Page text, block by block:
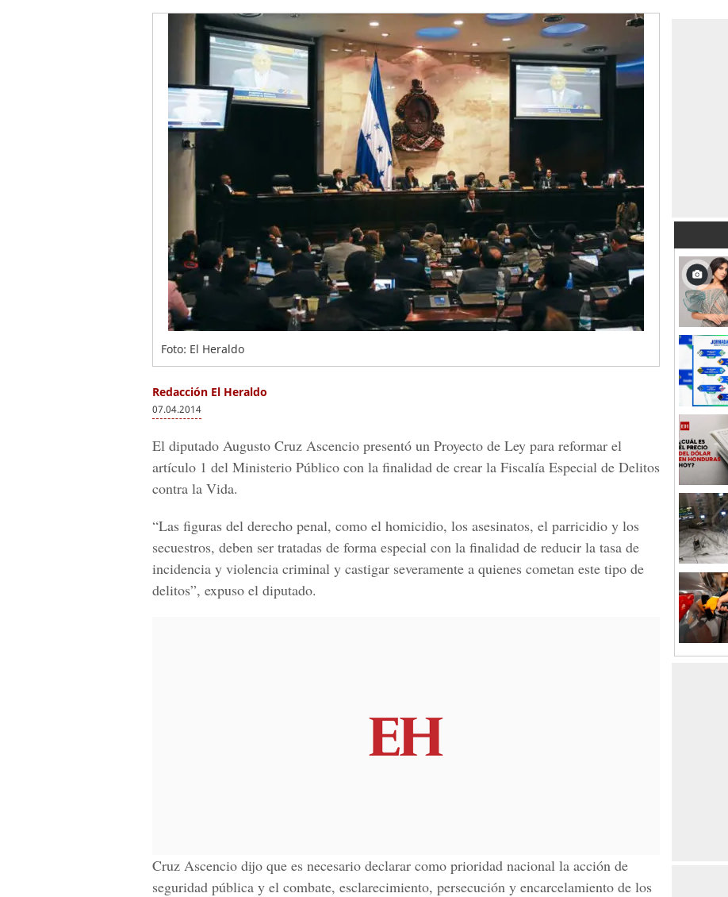
Foto: El Heraldo
Redacción El Heraldo
07.04.2014
El diputado Augusto Cruz Ascencio presentó un Proyecto de Ley para reformar el
artículo 1 del Ministerio Público con la finalidad de crear la Fiscalía Especial de Delitos
contra la Vida.
“Las figuras del derecho penal, como el homicidio, los asesinatos, el parricidio y los
secuestros, deben ser tratadas de forma especial con la finalidad de reducir la tasa de
incidencia y violencia criminal y castigar severamente a quienes cometan este tipo de
delitos”, expuso el diputado.
Cruz Ascencio dijo que es necesario declarar como prioridad nacional la acción de
seguridad pública y el combate, esclarecimiento, persecución y encarcelamiento de los